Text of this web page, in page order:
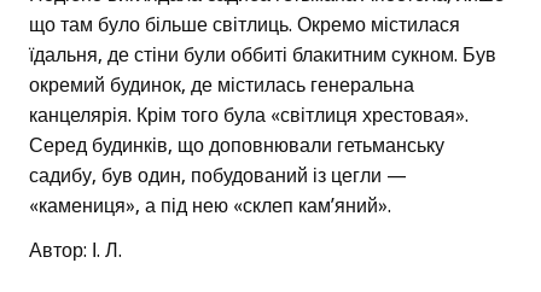
що там було більше світлиць. Окремо містилася
їдальня, де стіни були оббиті блакитним сукном. Був
окремий будинок, де містилась генеральна
канцелярія. Крім того була «світлиця хрестовая».
Серед будинків, що доповнювали гетьманську
садибу, був один, побудований із цегли —
«камениця», а під нею «склеп кам’яний».
Автор: І. Л.